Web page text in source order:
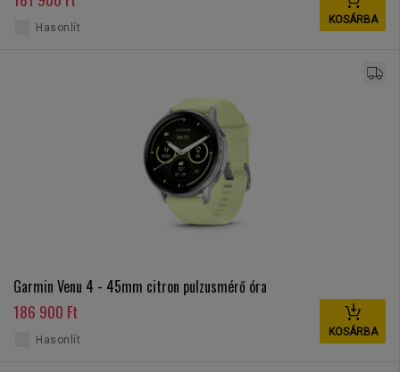
KOSÁRBA
Hasonlít
Garmin Venu 4 - 45mm citron pulzusmérő óra
186 900 Ft
KOSÁRBA
Hasonlít